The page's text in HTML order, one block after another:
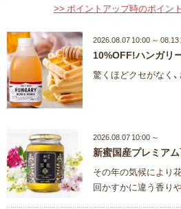
>> ポイントアップ時のポイン
2026.08.07 10:00 ～ 08.13
10%OFF!ハンガリ
驚くほどクセがなく
2026.08.07 10:00 ～
新蜜国産プレミア
その年の気候により
回かすかに違う香り